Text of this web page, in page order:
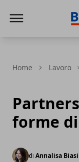
Home Lavoro
forme
di Annalisa Biasi